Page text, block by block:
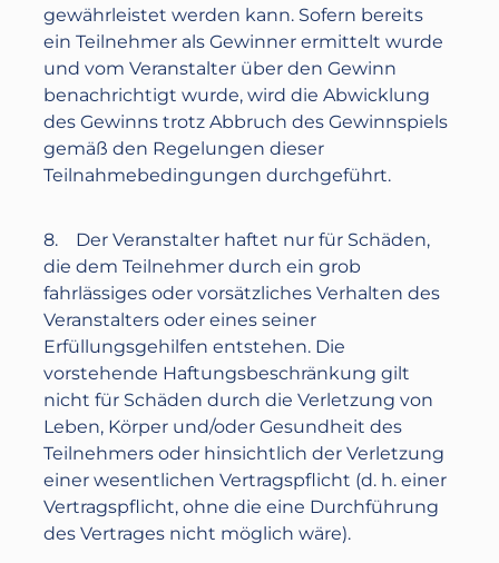
gewährleistet werden kann. Sofern bereits
ein Teilnehmer als Gewinner ermittelt wurde
und vom Veranstalter über den Gewinn
benachrichtigt wurde, wird die Abwicklung
des Gewinns trotz Abbruch des Gewinnspiels
gemäß den Regelungen dieser
Teilnahmebedingungen durchgeführt.
8. Der Veranstalter haftet nur für Schäden,
die dem Teilnehmer durch ein grob
fahrlässiges oder vorsätzliches Verhalten des
Veranstalters oder eines seiner
Erfüllungsgehilfen entstehen. Die
vorstehende Haftungsbeschränkung gilt
nicht für Schäden durch die Verletzung von
Leben, Körper und/oder Gesundheit des
Teilnehmers oder hinsichtlich der Verletzung
einer wesentlichen Vertragspflicht (d. h. einer
Vertragspflicht, ohne die eine Durchführung
des Vertrages nicht möglich wäre).